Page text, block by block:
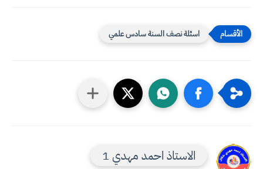
اسئلة نصف السنة سادس علمي
الاستاذ احمد مهدي 1